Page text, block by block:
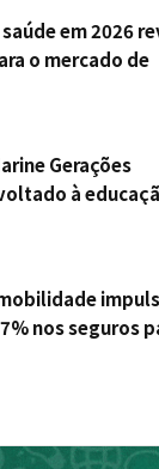
em 2026
o mercado de
e
Gerações
à
nos seguros
Bradesco